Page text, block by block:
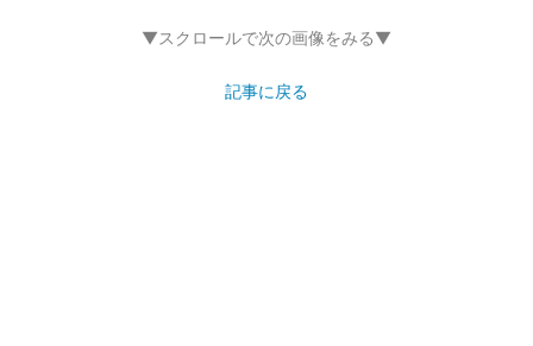
▼スクロールで次の画像をみる▼
記事に戻る